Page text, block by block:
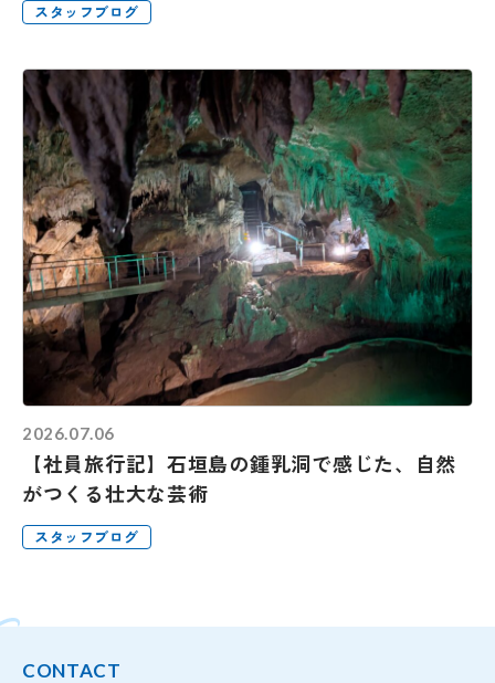
スタッフブログ
2026.07.06
【社員旅行記】石垣島の鍾乳洞で感じた、自然
がつくる壮大な芸術
スタッフブログ
CONTACT